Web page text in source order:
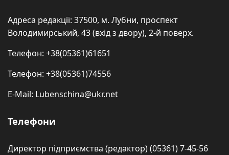
Адреса редакції: 37500, м. Лубни, проспект
Володимирський, 43 (вхід з двору), 2-й поверх.
Телефон: +38(05361)61651
Телефон: +38(05361)74556
E-Mail: Lubenschina@ukr.net
Телефони
Директор підприємства (редактор) (05361) 7-45-56